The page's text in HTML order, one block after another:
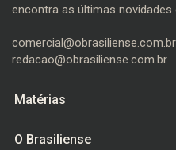
encontra as últimas novidades
comercial@obrasiliense.com.br
redacao@obrasiliense.com.br
Matérias
O Brasiliense